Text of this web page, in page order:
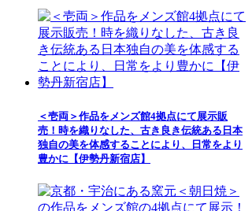
＜壱両＞作品をメンズ館4拠点にて展示販
売！時を織りなした、古き良き伝統ある日本
独自の美を体感することにより、日常をより
豊かに【伊勢丹新宿店】